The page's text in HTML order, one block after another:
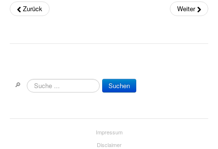
Musikpädagogik
Zurück Weiter
🔎 Suchen
Impressum
Disclaimer